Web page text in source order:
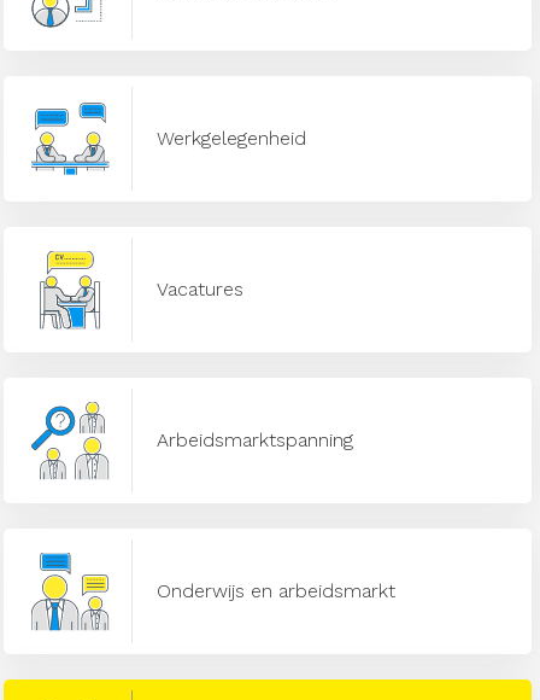
Werkgelegenheid
Vacatures
Arbeidsmarktspanning
Onderwijs en arbeidsmarkt